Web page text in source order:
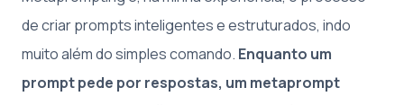
de criar prompts inteligentes e estruturados, indo
muito além do simples comando. Enquanto um
prompt pede por respostas, um metaprompt